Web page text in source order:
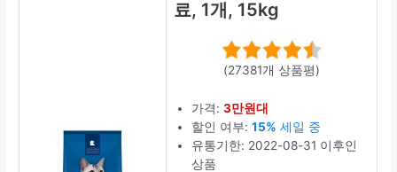
료, 1개, 15kg
(27381개 상품평)
가격:3만원대
할인 여부:15% 세일 중
유통기한: 2022-08-31 이후인
상품